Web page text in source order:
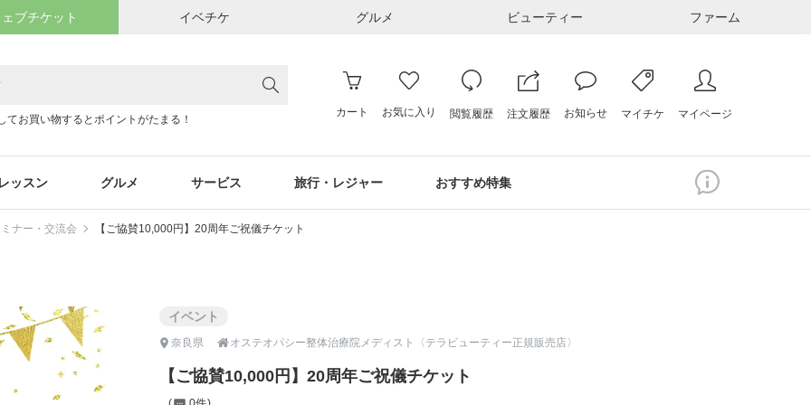
ブチケット イベチケ グルメ ビューティー ファーム
てお買い物するとポイントがたまる！
カート お気に入り 閲覧履歴 注文履歴 お知らせ マイチケ マイページ
ッスン グルメ サービス 旅行・レジャー おすすめ特集
ナー・交流会 【ご協賛10,000円】20周年ご祝儀チケット
イベント
奈良県 オステオパシー整体治療院メディスト〈テラビューティー正規販売店〉
【ご協賛10,000円】20周年ご祝儀チケット